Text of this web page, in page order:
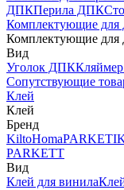
ДПКПерила ДПК
Комплектующие
Комплектующие
Вид
Уголок ДПК
Сопутствующие
Клей
Клей
Бренд
KiltoHoma
PARKETT
Вид
Клей для винила